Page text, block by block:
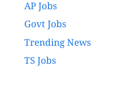
AP Jobs
Govt Jobs
Trending News
TS Jobs